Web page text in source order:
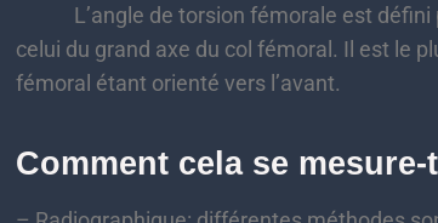
L’angle de torsion fémorale est défini
celui du grand axe du col fémoral. Il est le
fémoral étant orienté vers l’avant.
Comment cela se mesure-